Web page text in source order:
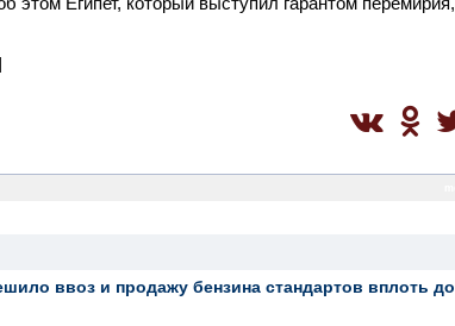
ввоз и продажу бензина стандартов вплоть до